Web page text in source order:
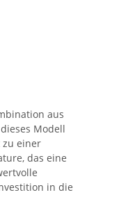
aus
Modell
zu einer
das eine
in die